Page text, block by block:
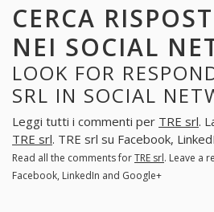
CERCA
NEI SOCIAL
LOOK FOR
SRL IN SOCIAL
Leggi tutti i commenti per TRE srl.
TRE srl. TRE srl su Facebook,
Read all the comments forTRE srl. Leave a
Facebook, LinkedIn and Google+